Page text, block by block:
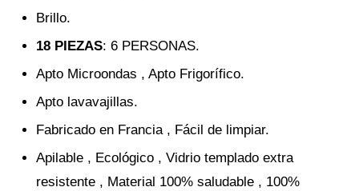
Brillo.
18 PIEZAS: 6 PERSONAS.
Apto Microondas , Apto Frigorífico.
Apto lavavajillas.
Fabricado en Francia , Fácil de limpiar.
Apilable , Ecológico , Vidrio templado extra
resistente , Material 100% saludable , 100%